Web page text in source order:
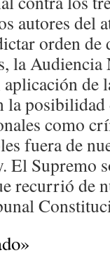
autores del
orden de
la Audiencia
de
la posibilidad
como
fuera de
El Supremo
recurrió de